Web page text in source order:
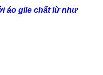
áo gile chất lừ như